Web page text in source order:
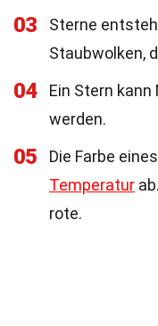
03
Sterne
Staubwolken,
04
Ein Stern
werden.
05
Die Farbe
Temperatur
rote.